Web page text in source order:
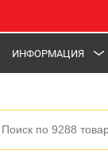
ИНФОРМАЦИЯ